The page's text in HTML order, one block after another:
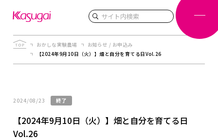
検索
おかしな実験農場
お知らせ / お申込み
【2024年9月10日（火）】畑と自分を育てる日Vol.26
2024/08/23 終了
【2024年9月10日（火）】畑と自分を育てる日
Vol.26